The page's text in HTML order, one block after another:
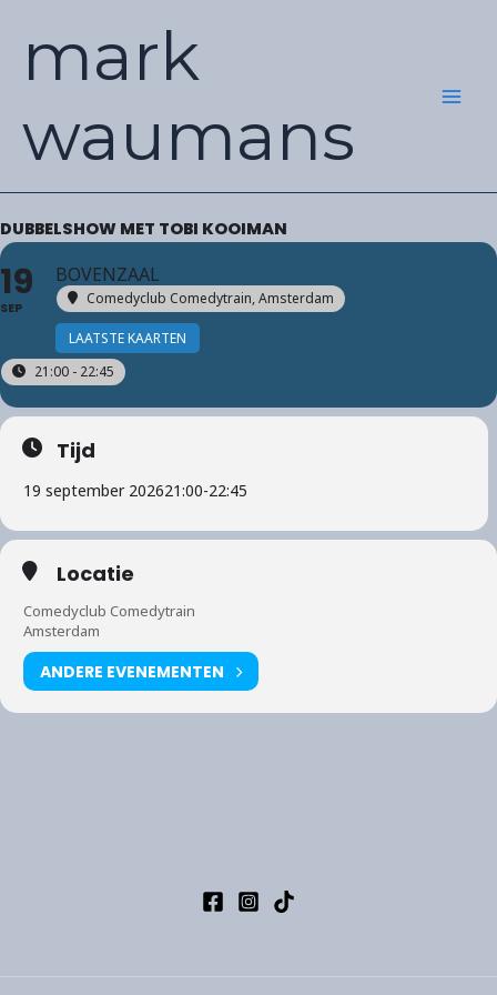
mark
waumans
DUBBELSHOW MET TOBI KOOIMAN
19
SEP
BOVENZAAL
Comedyclub Comedytrain, Amsterdam
LAATSTE KAARTEN
21:00 - 22:45
Tijd
19 september 202621:00-22:45
Locatie
Comedyclub Comedytrain
Amsterdam
ANDERE EVENEMENTEN